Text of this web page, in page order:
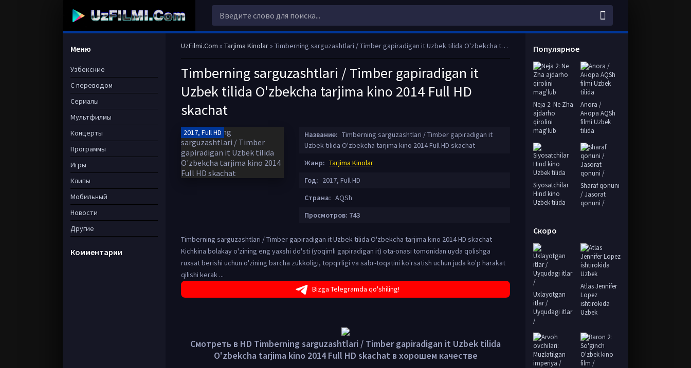
UzFilmi.Com » Tarjima Kinolar» Timberning sarguzashtlari / Timber gapiradigan it Uzbek tilida O'zbekcha tarjima kino 2014 Full HD skachat
Timberning sarguzashtlari / Timber gapiradigan it
Uzbek tilida O'zbekcha tarjima kino 2014 Full HD
skachat
2017, Full HD Название: Timberning sarguzashtlari / Timber gapiradigan it
Uzbek tilida O'zbekcha tarjima kino 2014 Full HD skachat
Жанр: Tarjima Kinolar
Год: 2017, Full HD
Страна: AQSh
Просмотров: 743
Timberning sarguzashtlari / Timber gapiradigan it Uzbek tilida O'zbekcha tarjima kino 2014 HD skachat
Kichkina bolakay o'zining eng yaxshi do'sti (yoqimli gapiradigan it) ota-onasi tomonidan uyda qolishga
ruxsat berishi uchun o'zining barcha zukkoligi, topqirligi va sabr-toqatini ko'rsatish uchun juda ko'p harakat
qilishi kerak ...
Bizga Telegramda qo'shiling!
Смотреть в HD Timberning sarguzashtlari / Timber gapiradigan it Uzbek tilida
O'zbekcha tarjima kino 2014 Full HD skachat в хорошем качестве
Меню
Узбекские
С переводом
Сериалы
Мультфилмы
Концерты
Программы
Игры
Клипы
Мобильный
Новости
Другие
Комментарии
Популярное
Neja 2: Ne Zha
ajdarho
qirolini
mag'lub
Anora /
Анора AQSh
filmi Uzbek
tilida
Siyosatchilar
Hind kino
Uzbek tilida
Sharaf qonuni
/ Jasorat
qonuni /
Скоро
Uxlayotgan
itlar /
Uyqudagi itlar
/
Atlas Jennifer
Lopez
ishtirokida
Uzbek